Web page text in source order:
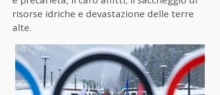
risorse idriche e devastazione delle terre
alte.